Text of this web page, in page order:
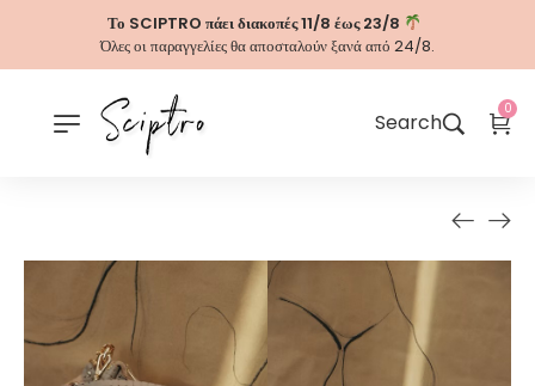
Το SCIPTRO πάει διακοπές 11/8 έως 23/8
Όλες οι παραγγελίες θα αποσταλούν ξανά από 24/8.
Search
0